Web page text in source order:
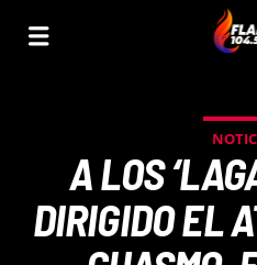
A LOS
DIRIGIDO EL